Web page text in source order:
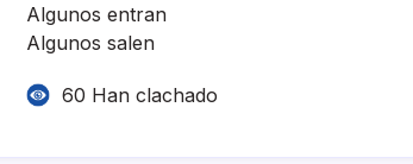
Algunos entran
Algunos salen
60 Han clachado